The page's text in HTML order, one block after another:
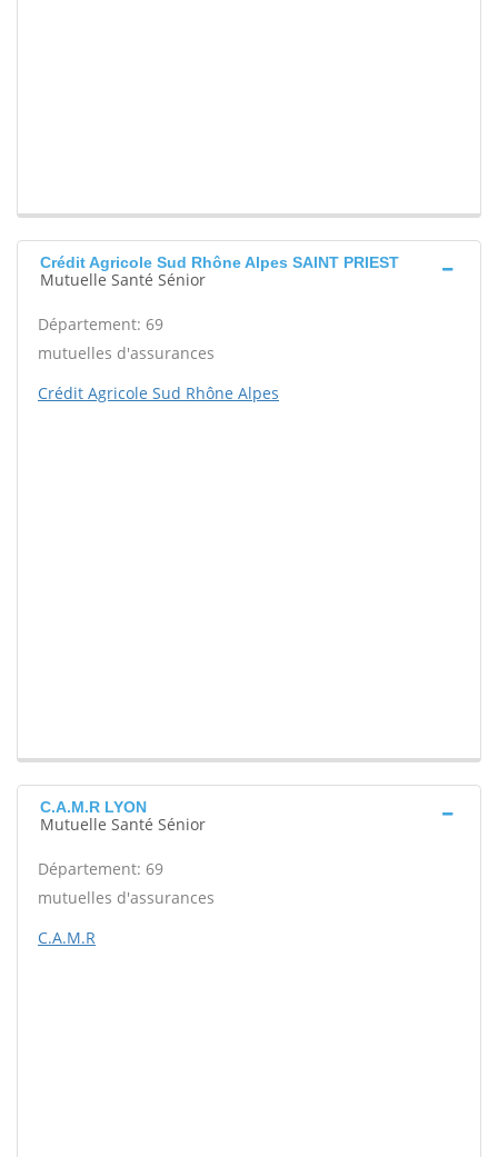
Crédit Agricole Sud Rhône Alpes SAINT PRIEST
Mutuelle Santé Sénior
Département: 69
mutuelles d'assurances
Crédit Agricole Sud Rhône Alpes
C.A.M.R LYON
Mutuelle Santé Sénior
Département: 69
mutuelles d'assurances
C.A.M.R